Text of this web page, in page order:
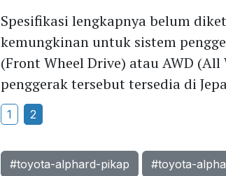
Spesifikasi lengkapnya belum
kemungkinan untuk sistem
(Front Wheel Drive) atau AWD
penggerak tersebut tersedia di
1 2
#toyota-alphard-pikap #toyota-